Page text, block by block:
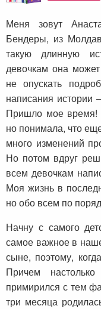
Меня зовут
Бендеры, из
такую длинную
девочкам она
не опускать
написания истории
Пришло мое время!
но понимала, что
много изменений
Но потом вдруг
всем девочкам
Моя жизнь в
но обо всем по
Начну с самого
самое важное в
сыне, поэтому,
Причем
примирился с тем
три месяца